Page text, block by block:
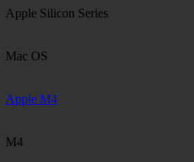
Apple Silicon Series
Mac OS
Apple M4
M4